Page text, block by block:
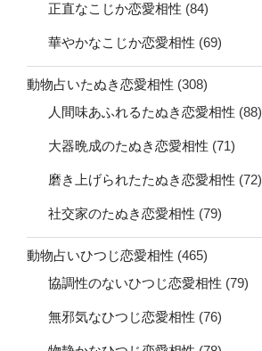
正直なこじか恋愛相性 (84)
華やかなこじか恋愛相性 (69)
動物占いたぬき恋愛相性 (308)
人間味あふれるたぬき恋愛相性 (88)
大器晩成のたぬき恋愛相性 (71)
磨き上げられたたぬき恋愛相性 (72)
社交家のたぬき恋愛相性 (79)
動物占いひつじ恋愛相性 (465)
協調性のないひつじ恋愛相性 (79)
無邪気なひつじ恋愛相性 (76)